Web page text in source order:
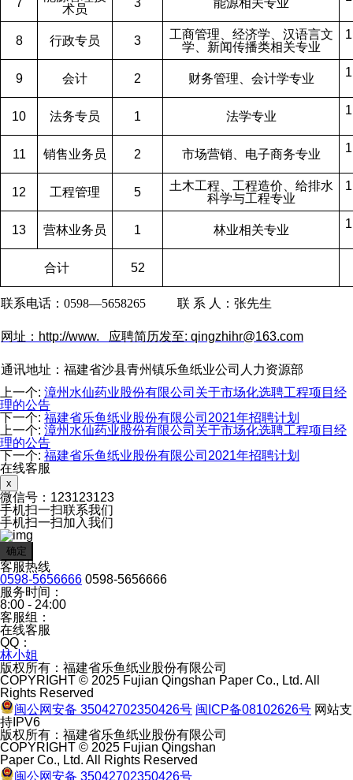
7
术员
3 能源相关专业
8 行政专员 3
工商管理、经济学、汉语言文
学、新闻传播类相关专业
9 会计 2 财务管理、会计学专业
10 法务专员 1 法学专业
11 销售业务员 2 市场营销、电子商务专业
12 工程管理 5
土木工程、工程造价、给排水
科学与工程专业
13 营林业务员 1 林业相关专业
合计 52
联系电话：0598—5658265 联 系 人：张先生
网址：http://www. 应聘简历发至: qingzhihr@163.com
通讯地址：福建省沙县青州镇乐鱼纸业公司人力资源部
上一个: 漳州水仙药业股份有限公司关于市场化选聘工程项目经
理的公告
下一个: 福建省乐鱼纸业股份有限公司2021年招聘计划
上一个: 漳州水仙药业股份有限公司关于市场化选聘工程项目经
理的公告
下一个: 福建省乐鱼纸业股份有限公司2021年招聘计划
在线客服
x
微信号： 123123123
手机扫一扫联系我们
手机扫一扫加入我们
确定
客服热线
0598-5656666 0598-5656666
服务时间：
8:00 - 24:00
客服组：
在线客服
QQ：
林小姐
版权所有：福建省乐鱼纸业股份有限公司
COPYRIGHT © 2025 Fujian Qingshan Paper Co., Ltd. All
Rights Reserved
闽公网安备 35042702350426号 闽ICP备08102626号 网站支
持IPV6
版权所有：福建省乐鱼纸业股份有限公司
COPYRIGHT © 2025 Fujian Qingshan
Paper Co., Ltd. All Rights Reserved
闽公网安备 35042702350426号